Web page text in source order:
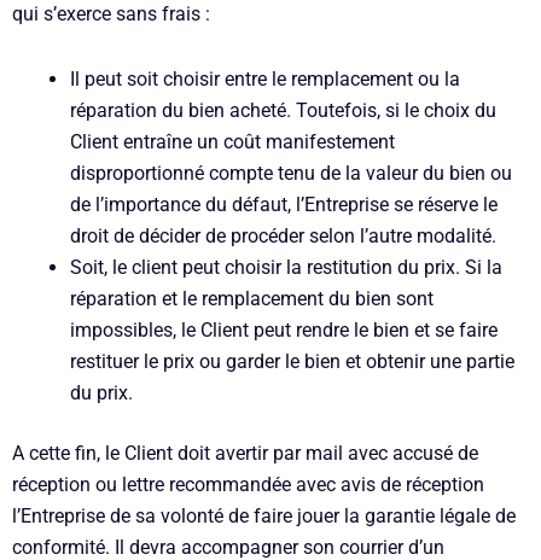
qui s’exerce sans frais :
Il peut soit choisir entre le remplacement ou la
réparation du bien acheté. Toutefois, si le choix du
Client entraîne un coût manifestement
disproportionné compte tenu de la valeur du bien ou
de l’importance du défaut, l’Entreprise se réserve le
droit de décider de procéder selon l’autre modalité.
Soit, le client peut choisir la restitution du prix. Si la
réparation et le remplacement du bien sont
impossibles, le Client peut rendre le bien et se faire
restituer le prix ou garder le bien et obtenir une partie
du prix.
A cette fin, le Client doit avertir par mail avec accusé de
réception ou lettre recommandée avec avis de réception
l’Entreprise de sa volonté de faire jouer la garantie légale de
conformité. Il devra accompagner son courrier d’un